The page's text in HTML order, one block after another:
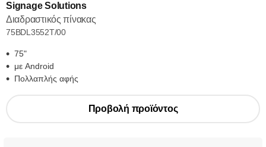
Signage Solutions
Διαδραστικός πίνακας
75BDL3552T/00
75"
με Android
Πολλαπλής αφής
Προβολή προϊόντος